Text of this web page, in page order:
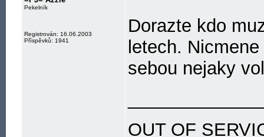
Pekelník
Registrován: 16.06.2003
Příspěvků: 1941
Dorazte kdo
letech.
sebou nejaky
OUT OF